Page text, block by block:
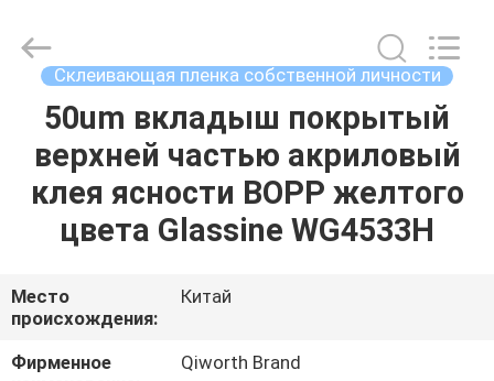
ДОМ
ПРОДУКТЫ
ВИДЕО
О
НАС
TECHNOLOGY
CO,LTD.
Reserved.
Склеивающая пленка собственной личности
50um вкладыш покрытый
верхней частью акриловый
клея ясности BOPP желтого
цвета Glassine WG4533H
Место
происхождения:
Китай
Фирменное
Qiworth Brand